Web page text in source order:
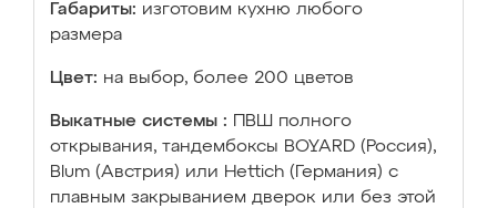
Габариты: изготовим кухню любого
размера
Цвет: на выбор, более 200 цветов
Выкатные системы :
ПВШ полного
открывания, тандембоксы BOYARD (Россия),
Blum (Австрия) или Hettich (Германия) с
плавным закрыванием дверок или без этой